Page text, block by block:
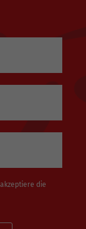
die